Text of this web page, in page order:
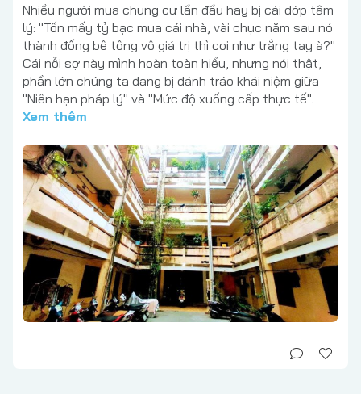
Nhiều người mua chung cư lần đầu hay bị cái dớp tâm
lý: "Tốn mấy tỷ bạc mua cái nhà, vài chục năm sau nó
thành đống bê tông vô giá trị thì coi như trắng tay à?"
Cái nỗi sợ này mình hoàn toàn hiểu, nhưng nói thật,
phần lớn chúng ta đang bị đánh tráo khái niệm giữa
"Niên hạn pháp lý" và "Mức độ xuống cấp thực tế".
Xem thêm